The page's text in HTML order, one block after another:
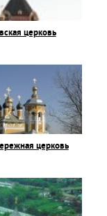
церковь
церковь